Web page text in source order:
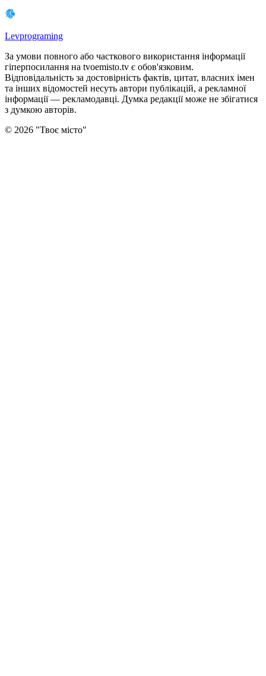
Levprograming
За умови повного або часткового використання iнформацiї
гіперпосилання на tvoemisto.tv є обов'язковим.
Відповідальність за достовірність фактів, цитат, власних імен
та інших відомостей несуть автори публікацій, а рекламної
інформації — рекламодавці. Думка редакцiї може не збiгатися
з думкою авторiв.
© 2026 "Твоє місто"